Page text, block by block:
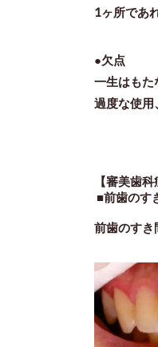
1ヶ所であ
●欠点
一生はもた
過度な使用
【審美歯
■前歯のす
前歯のすき